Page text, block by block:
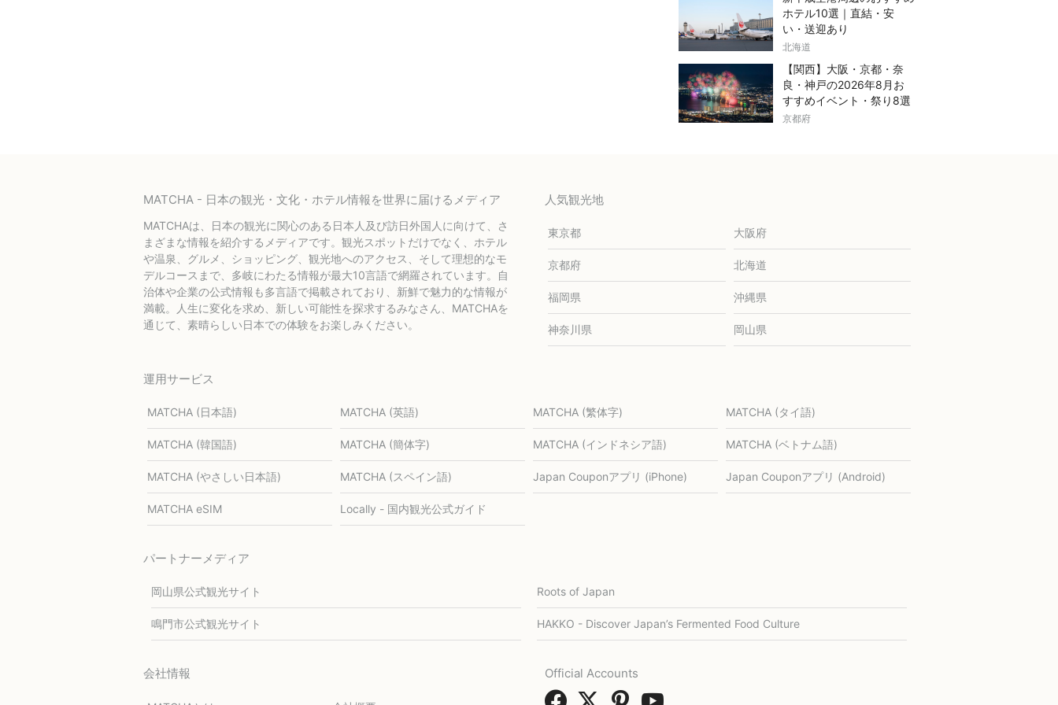
ホテル10選｜直結・安
い・送迎あり
北海道
【関西】大阪・京都・奈
良・神戸の2026年8月お
すすめイベント・祭り8選
京都府
MATCHA - 日本の観光・文化・ホテル情報を世界に届けるメディア
MATCHAは、日本の観光に関心のある日本人及び訪日外国人に向けて、さ
まざまな情報を紹介するメディアです。観光スポットだけでなく、ホテル
や温泉、グルメ、ショッピング、観光地へのアクセス、そして理想的なモ
デルコースまで、多岐にわたる情報が最大10言語で網羅されています。自
治体や企業の公式情報も多言語で掲載されており、新鮮で魅力的な情報が
満載。人生に変化を求め、新しい可能性を探求するみなさん、MATCHAを
通じて、素晴らしい日本での体験をお楽しみください。
人気観光地
東京都 大阪府
京都府 北海道
福岡県 沖縄県
神奈川県 岡山県
運用サービス
MATCHA (日本語) MATCHA (英語) MATCHA (繁体字) MATCHA (タイ語)
MATCHA (韓国語) MATCHA (簡体字) MATCHA (インドネシア語) MATCHA (ベトナム語)
MATCHA (やさしい日本語) MATCHA (スペイン語) Japan Couponアプリ (iPhone) Japan Couponアプリ (Android)
MATCHA eSIM Locally - 国内観光公式ガイド
パートナーメディア
岡山県公式観光サイト Roots of Japan
鳴門市公式観光サイト HAKKO - Discover Japan’s Fermented Food Culture
会社情報 Official Accounts